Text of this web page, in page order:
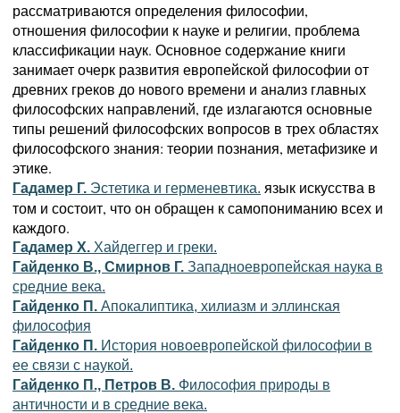
рассматриваются определения философии,
отношения философии к науке и религии, проблема
классификации наук. Основное содержание книги
занимает очерк развития европейской философии от
древних греков до нового времени и анализ главных
философских направлений, где излагаются основные
типы решений философских вопросов в трех областях
философского знания: теории познания, метафизике и
этике.
Гадамер Г. Эстетика и герменевтика. язык искусства в
том и состоит, что он обращен к самопониманию всех и
каждого.
Гадамер Х. Хайдеггер и греки.
Гайденко В., Смирнов Г. Западноевропейская наука в
средние века.
Гайденко П. Апокалиптика, хилиазм и эллинская
философия
Гайденко П. История новоевропейской философии в
ее связи с наукой.
Гайденко П., Петров В. Философия природы в
античности и в средние века.